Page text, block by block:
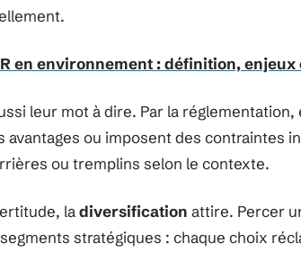
en environnement : définition,
leur mot à dire. Par la
avantages ou imposent des contraintes
ou tremplins selon le contexte.
ladiversification attire. Percer
stratégiques : chaque choix